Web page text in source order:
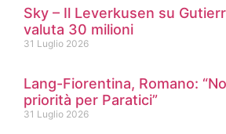
Sky – Il Leverkusen su
valuta 30 milioni
31 Luglio 2026
Lang-Fiorentina, Romano:
priorità per Paratici”
31 Luglio 2026